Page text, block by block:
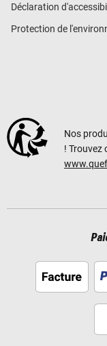
Déclaration
Protection de
Nos
! Trouvez